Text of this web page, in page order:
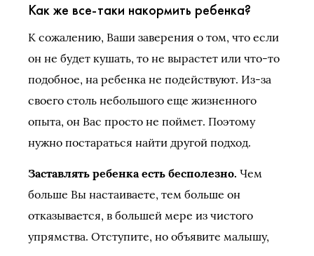
Как же все-таки накормить ребенка?
К сожалению, Ваши заверения о том, что если
он не будет кушать, то не вырастет или что-то
подобное, на ребенка не подействуют. Из-за
своего столь небольшого еще жизненного
опыта, он Вас просто не поймет. Поэтому
нужно постараться найти другой подход.
Заставлять ребенка есть бесполезно. Чем
больше Вы настаиваете, тем больше он
отказывается, в большей мере из чистого
упрямства. Отступите, но объявите малышу,